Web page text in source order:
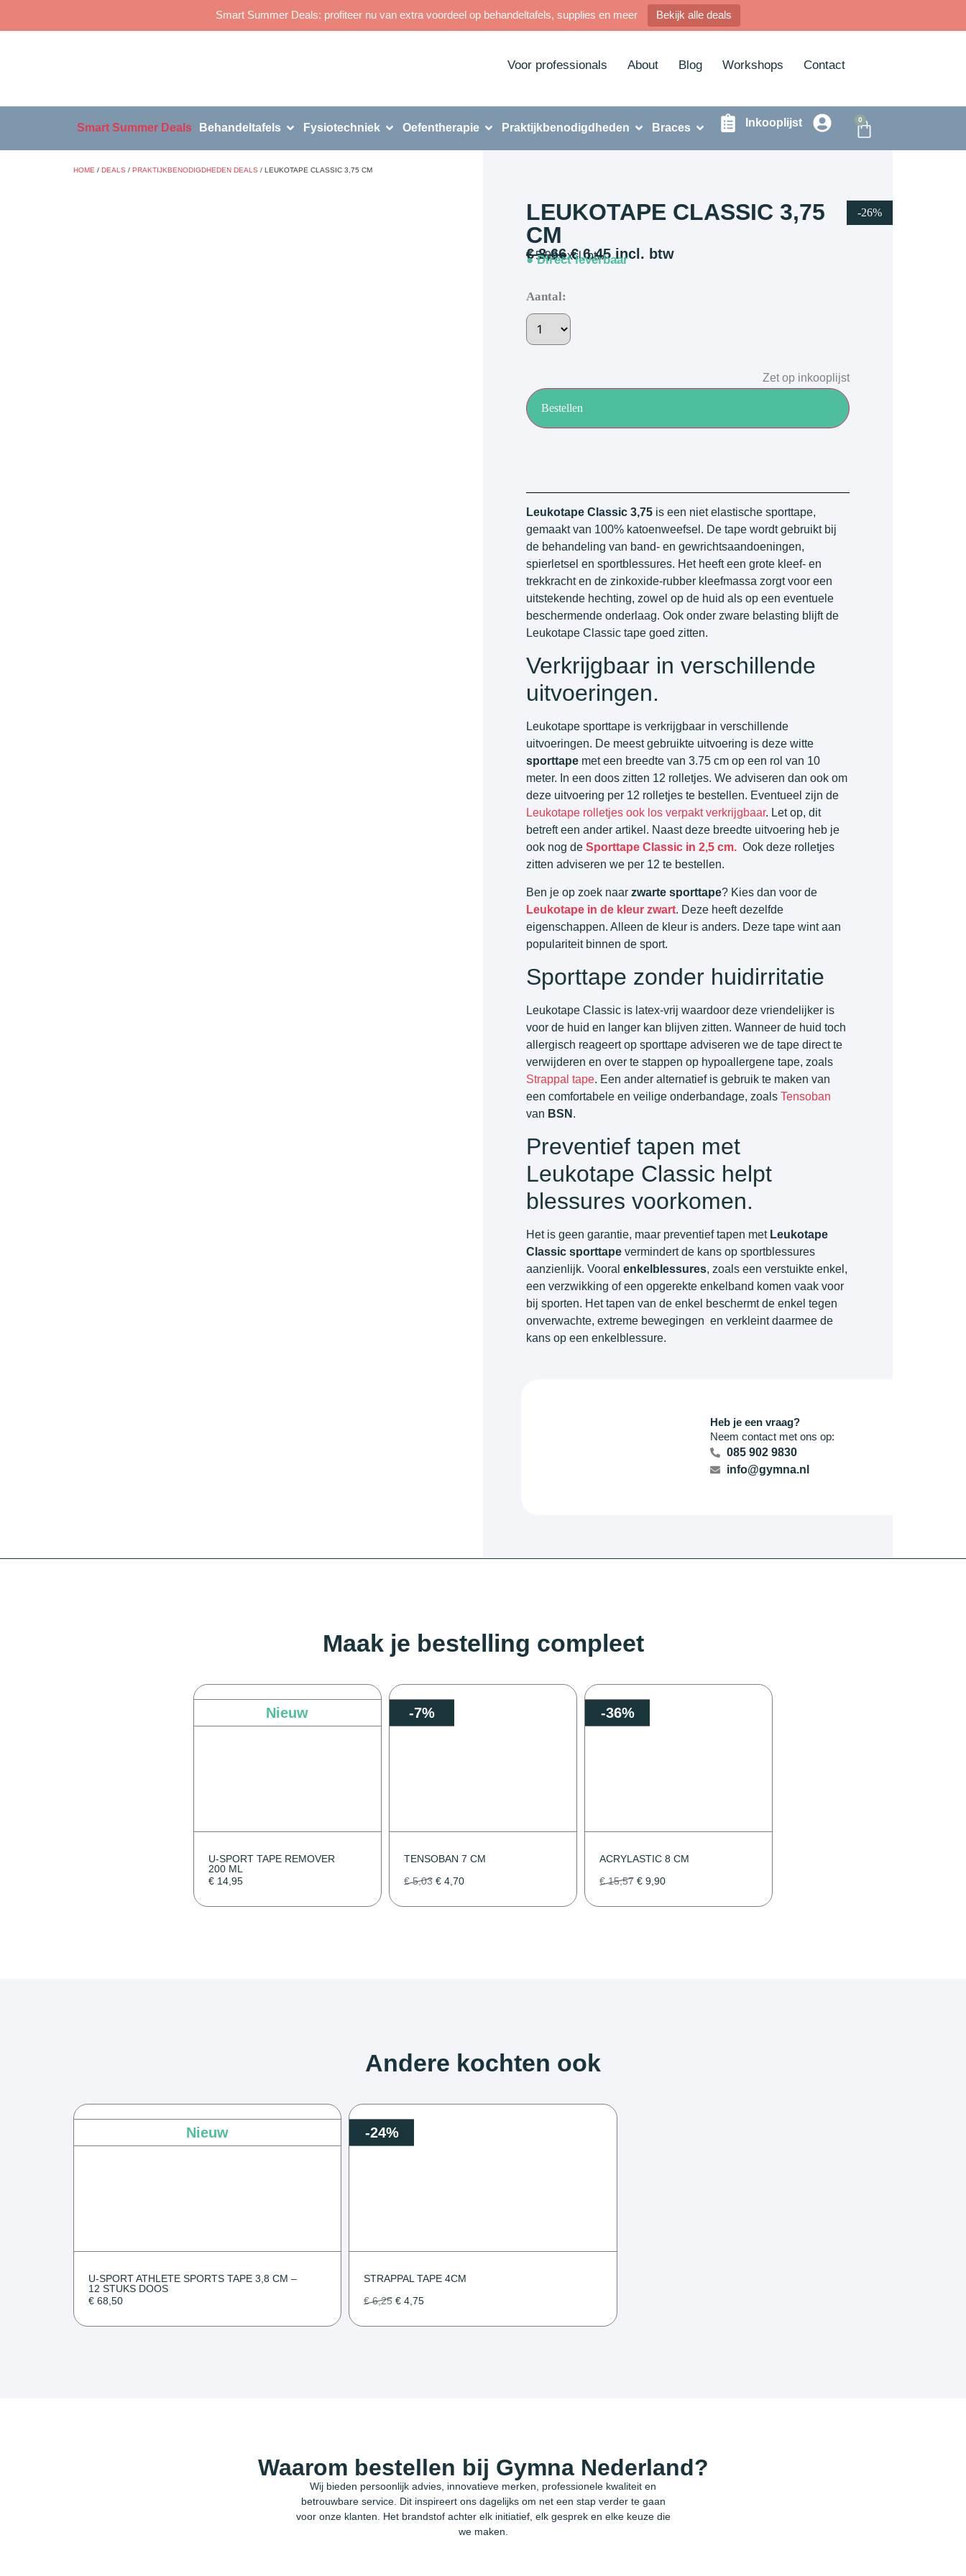
Smart Summer Deals: profiteer nu van extra voordeel op behandeltafels, supplies en meer Bekijk alle deals
Voor professionals About Blog Workshops Contact
Smart Summer Deals Behandeltafels Fysiotechniek Oefentherapie Praktijkbenodigdheden Braces Inkooplijst 0
HOME / DEALS / PRAKTIJKBENODIGDHEDEN DEALS / LEUKOTAPE CLASSIC 3,75 CM
LEUKOTAPE CLASSIC 3,75
CM
-26%
€8,66 €6,45incl. btw
€5,92excl. btw
● Direct leverbaar
Aantal:
Bestellen
Zet op inkooplijst
Leukotape Classic 3,75 is een niet elastische sporttape,
gemaakt van 100% katoenweefsel. De tape wordt gebruikt bij
de behandeling van band- en gewrichtsaandoeningen,
spierletsel en sportblessures. Het heeft een grote kleef- en
trekkracht en de zinkoxide-rubber kleefmassa zorgt voor een
uitstekende hechting, zowel op de huid als op een eventuele
beschermende onderlaag. Ook onder zware belasting blijft de
Leukotape Classic tape goed zitten.
Verkrijgbaar in verschillende
uitvoeringen.
Leukotape sporttape is verkrijgbaar in verschillende
uitvoeringen. De meest gebruikte uitvoering is deze witte
sporttape met een breedte van 3.75 cm op een rol van 10
meter. In een doos zitten 12 rolletjes. We adviseren dan ook om
deze uitvoering per 12 rolletjes te bestellen. Eventueel zijn de
Leukotape rolletjes ook los verpakt verkrijgbaar. Let op, dit
betreft een ander artikel. Naast deze breedte uitvoering heb je
ook nog de Sporttape Classic in 2,5 cm. Ook deze rolletjes
zitten adviseren we per 12 te bestellen.
Ben je op zoek naar zwarte sporttape? Kies dan voor de
Leukotape in de kleur zwart. Deze heeft dezelfde
eigenschappen. Alleen de kleur is anders. Deze tape wint aan
populariteit binnen de sport.
Sporttape zonder huidirritatie
Leukotape Classic is latex-vrij waardoor deze vriendelijker is
voor de huid en langer kan blijven zitten. Wanneer de huid toch
allergisch reageert op sporttape adviseren we de tape direct te
verwijderen en over te stappen op hypoallergene tape, zoals
Strappal tape. Een ander alternatief is gebruik te maken van
een comfortabele en veilige onderbandage, zoals Tensoban
van BSN .
Preventief tapen met
Leukotape Classic helpt
blessures voorkomen.
Het is geen garantie, maar preventief tapen met Leukotape
Classic sporttape vermindert de kans op sportblessures
aanzienlijk. Vooral enkelblessures, zoals een verstuikte enkel,
een verzwikking of een opgerekte enkelband komen vaak voor
bij sporten. Het tapen van de enkel beschermt de enkel tegen
onverwachte, extreme bewegingen en verkleint daarmee de
kans op een enkelblessure.
Heb je een vraag?
Neem contact met ons op:
085 902 9830
info@gymna.nl
Maak je bestelling compleet
Nieuw
U-SPORT TAPE REMOVER
200 ML
€14,95
-7%
TENSOBAN 7 CM
€5,03 €4,70
-36%
ACRYLASTIC 8 CM
€15,57 € 9,90
Andere kochten ook
Nieuw
U-SPORT ATHLETE SPORTS TAPE 3,8 CM –
12 STUKS DOOS
€ 68,50
-24%
STRAPPAL TAPE 4CM
€6,25 € 4,75
Waarom bestellen bij Gymna Nederland?
Wij bieden persoonlijk advies, innovatieve merken, professionele kwaliteit en
betrouwbare service. Dit inspireert ons dagelijks om net een stap verder te gaan
voor onze klanten. Het brandstof achter elk initiatief, elk gesprek en elke keuze die
we maken.